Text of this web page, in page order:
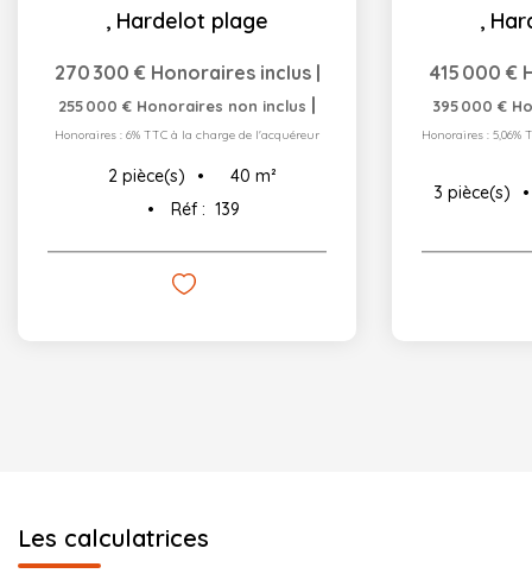
, Hardelot plage
270 300 € Honoraires inclus |
255 000 € Honoraires non inclus |
Honoraires : 6% TTC à la charge de l'acquéreur
2 pièce(s) 40 m²
Réf : 139
,
415 000 €
395 000 €
Honoraires :
3 pièce(s)
Les calculatrices